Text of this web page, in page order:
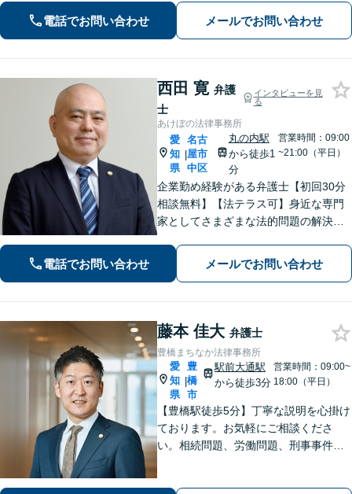
を中心に東海地方全域からご相談を承
っております。【夜間面談可能】【オ
電話でお問い合わせ メールでお問い合わせ
西田 寛 弁護
士
インタビューを見
る
あけぼの法律事務所
愛
知
県
|
名古
屋市
中区
丸の内駅
から徒歩1
分
営業時間：09:00
~21:00（平日）
企業勤め経験がある弁護士【初回30分
相談無料】【法テラス可】身近な専門
家としてさまざまな法的問題の解決に
さまに寄り添いながらご納得頂けるま
でとことん対応！私に一度ご相談くだ
電話でお問い合わせ メールでお問い合わせ
藤本 佳大 弁護士
豊橋まちなか法律事務所
愛
知
県
|
豊
橋
市
駅前大通駅
から徒歩3分
営業時間：09:00~
18:00（平日）
【豊橋駅徒歩5分】丁寧な説明を心掛け
ております。お気軽にご相談くださ
い。相続問題、労働問題、刑事事件そ